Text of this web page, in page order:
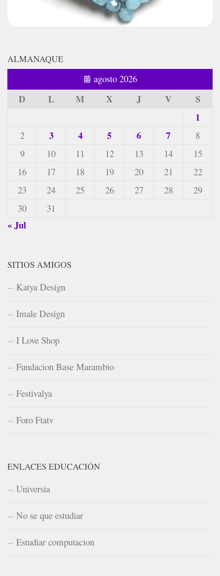
ALMANAQUE
agosto 2026
D L M X J V
S
1
2 3 4 5 6 7
8
9
10 11 12 13 14
15
16
17 18 19 20 21
22
23
24 25 26 27 28
29
30
31
« Jul
SITIOS AMIGOS
Katya Design
Imale Design
I Love Shop
Fundacion Base Marambio
Festivalya
Foro Ftatv
ENLACES EDUCACIÓN
Universia
No se que estudiar
Estudiar computacion